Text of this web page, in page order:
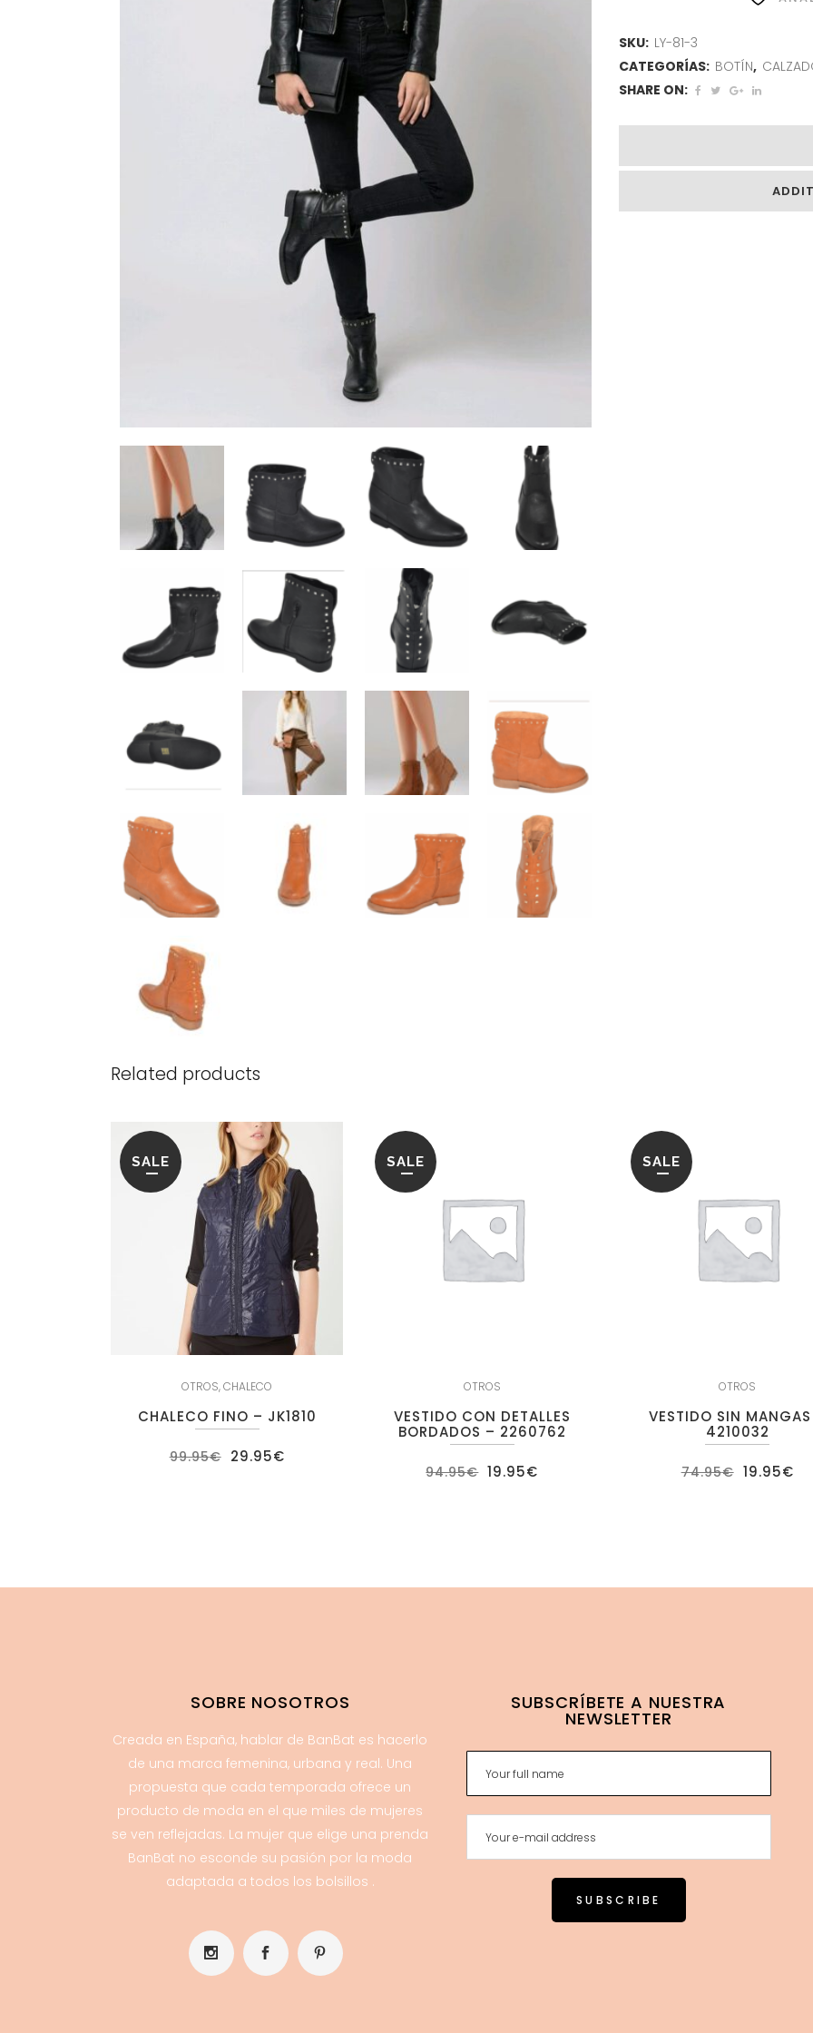
SKU: LY-81-3
CATEGORÍAS: BOTÍN,
SHARE ON:
Related products
SALE
OTROS,CHALECO
CHALECO FINO – JK1810
99.95€ El
precio
29.95€El
SALE
OTROS
VESTIDO CON DETALLES
BORDADOS – 2260762
94.95€ El
precio
19.95€
SALE
OTROS
VESTIDO SIN
4210032
74.95€ El
precio
19.95€El
SOBRE NOSOTROS
Creada en España, hablar de BanBat es hacerlo
de una marca femenina, urbana y real. Una
propuesta que cada temporada ofrece un
producto de moda en el que miles de mujeres
se ven reflejadas. La mujer que elige una prenda
BanBat no esconde su pasión por la moda
adaptada a todos los bolsillos .
SUBSCRÍBETE A NUESTRA
NEWSLETTER